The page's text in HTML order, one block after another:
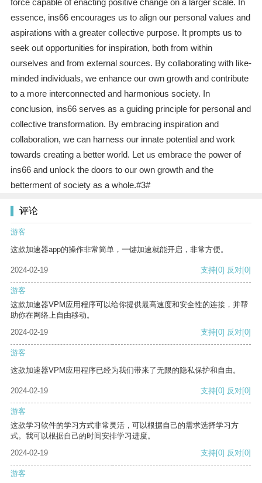
force capable of enacting positive change on a larger scale. In
essence, ins66 encourages us to align our personal values and
aspirations with a greater collective purpose. It prompts us to
seek out opportunities for inspiration, both from within
ourselves and from external sources. By collaborating with like-
minded individuals, we enhance our own growth and contribute
to a more interconnected and harmonious society. In
conclusion, ins66 serves as a guiding principle for personal and
collective transformation. By embracing inspiration and
collaboration, we can harness our innate potential and work
towards creating a better world. Let us embrace the power of
ins66 and unlock the doors to our own growth and the
betterment of society as a whole.#3#
评论
游客
这款加速器app的操作非常简单，一键加速就能开启，非常方便。
2024-02-19 支持[0] 反对[0]
游客
这款加速器VPM应用程序可以给你提供最高速度和安全性的连接，并帮
助你在网络上自由移动。
2024-02-19
支持[0] 反对[0]
游客
这款加速器VPM应用程序已经为我们带来了无限的隐私保护和自由。
2024-02-19 支持[0] 反对[0]
游客
这款学习软件的学习方式非常灵活，可以根据自己的需求选择学习方
式。我可以根据自己的时间安排学习进度。
2024-02-19
支持[0] 反对[0]
游客